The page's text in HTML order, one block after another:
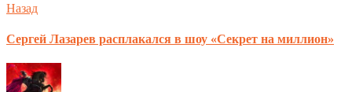
Назад
Сергей Лазарев расплакался в шоу «Секрет на миллион»